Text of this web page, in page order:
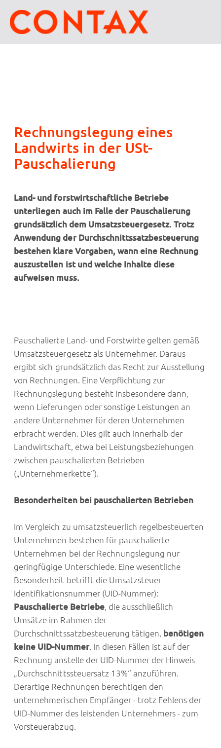
Rechnungslegung eines
Landwirts in der USt-
Pauschalierung
Land- und forstwirtschaftliche Betriebe
unterliegen auch im Falle der Pauschalierung
grundsätzlich dem Umsatzsteuergesetz. Trotz
Anwendung der Durchschnittssatzbesteuerung
bestehen klare Vorgaben, wann eine Rechnung
auszustellen ist und welche Inhalte diese
aufweisen muss.
Pauschalierte Land- und Forstwirte gelten gemäß
Umsatzsteuergesetz als Unternehmer. Daraus
ergibt sich grundsätzlich das Recht zur Ausstellung
von Rechnungen. Eine Verpflichtung zur
Rechnungslegung besteht insbesondere dann,
wenn Lieferungen oder sonstige Leistungen an
andere Unternehmer für deren Unternehmen
erbracht werden. Dies gilt auch innerhalb der
Landwirtschaft, etwa bei Leistungsbeziehungen
zwischen pauschalierten Betrieben
(„Unternehmerkette“).
Besonderheiten bei pauschalierten Betrieben
Im Vergleich zu umsatzsteuerlich regelbesteuerten
Unternehmen bestehen für pauschalierte
Unternehmen bei der Rechnungslegung nur
geringfügige Unterschiede. Eine wesentliche
Besonderheit betrifft die Umsatzsteuer-
Identifikationsnummer (UID-Nummer):
Pauschalierte Betriebe, die ausschließlich
Umsätze im Rahmen der
Durchschnittssatzbesteuerung tätigen, benötigen
keine UID-Nummer. In diesen Fällen ist auf der
Rechnung anstelle der UID-Nummer der Hinweis
„Durchschnittssteuersatz 13%“ anzuführen.
Derartige Rechnungen berechtigen den
unternehmerischen Empfänger - trotz Fehlens der
UID-Nummer des leistenden Unternehmers - zum
Vorsteuerabzug.